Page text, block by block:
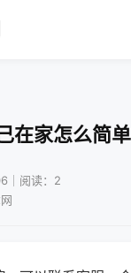
在家怎么简
｜阅读：2